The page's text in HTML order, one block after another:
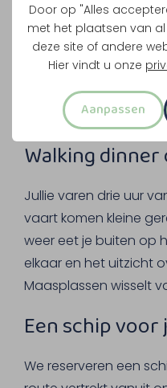
Door op "Alles
met het plaatsen van
deze site of andere
Hier vindt u onze
Aanpassen
Drie uur varen
Verschillende
Drankjes
Offerte aanvragen
Walking
Jullie varen drie uur
vaart komen kleine
weer eet je buiten op
elkaar en het uitzicht
Maasplassen wisselt
Een schip
We reserveren een